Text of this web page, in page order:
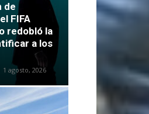
de
FIFA
redobló la
a los
1 agosto, 2026